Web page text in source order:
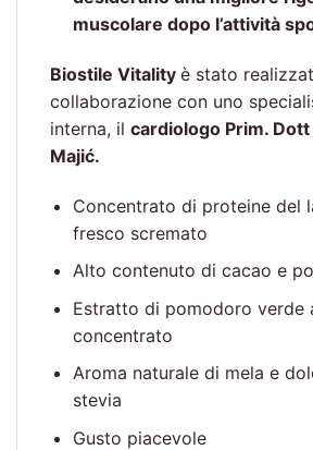
muscolare dopo l’attività
Biostile Vitality è stato
collaborazione con uno
interna, il cardiologo Prim.
Majić.
Concentrato di proteine ​​del
fresco scremato
Alto contenuto di cacao e
Estratto di pomodoro verde
concentrato
Aroma naturale di mela e
stevia
Gusto piacevole